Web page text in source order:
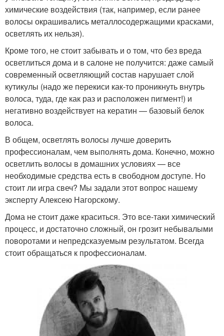
химические воздействия (так, например, если ранее
волосы окрашивались металлосодержащими красками,
осветлять их нельзя).
Кроме того, не стоит забывать и о том, что без вреда
осветлиться дома и в салоне не получится: даже самый
современный осветляющий состав нарушает слой
кутикулы (надо же перекиси как-то проникнуть внутрь
волоса, туда, где как раз и расположен пигмент!) и
негативно воздействует на кератин — базовый белок
волоса.
В общем, осветлять волосы лучше доверить
профессионалам, чем выполнять дома. Конечно, можно
осветлить волосы в домашних условиях — все
необходимые средства есть в свободном доступе. Но
стоит ли игра свеч? Мы задали этот вопрос нашему
эксперту Алексею Нагорскому.
Дома не стоит даже краситься. Это все-таки химический
процесс, и достаточно сложный, он грозит небывалыми
поворотами и непредсказуемым результатом. Всегда
стоит обращаться к профессионалам.